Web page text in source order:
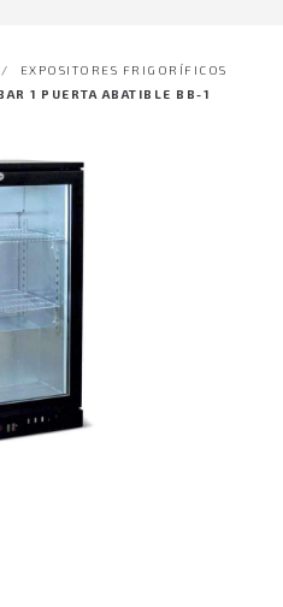
/
EXPOSITORES FRIGORÍFICOS
1 PUERTA ABATIBLE BB-1